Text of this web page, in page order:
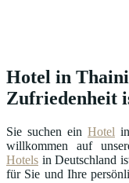
Hotel in
Zufriedenheit
Sie suchen ein Hotel
willkommen auf
Hotels in Deutschland
für Sie und Ihre